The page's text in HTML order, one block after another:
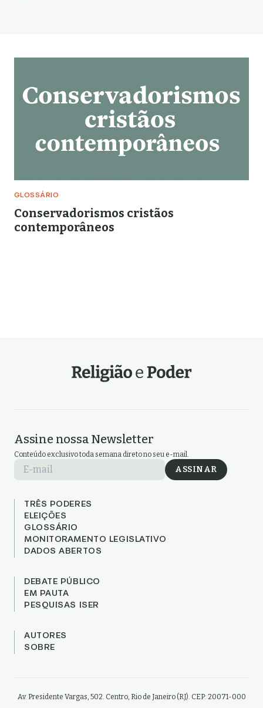
GLOSSÁRIO
Conservadorismos cristãos
contemporâneos
Assine nossa Newsletter
Conteúdo exclusivo toda semana direto no seu e-mail.
E-mail ASSINAR
TRÊS PODERES
ELEIÇÕES
GLOSSÁRIO
MONITORAMENTO LEGISLATIVO
DADOS ABERTOS
DEBATE PÚBLICO
EM PAUTA
PESQUISAS ISER
AUTORES
SOBRE
Av. Presidente Vargas, 502. Centro, Rio de Janeiro (RJ). CEP: 20071-000